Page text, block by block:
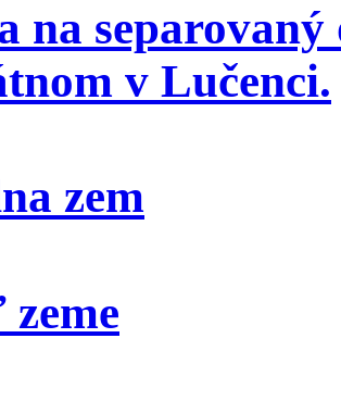
na
v Lučenci.
zem